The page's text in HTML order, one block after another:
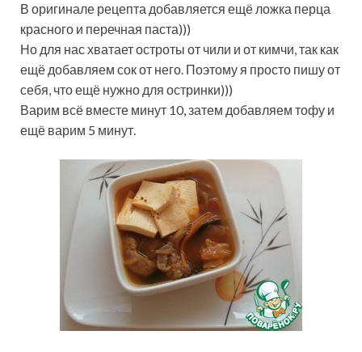
В оригинале рецепта добавляется ещё ложка перца
красного и перечная паста)))
Но для нас хватает остроты от чили и от кимчи, так как
ещё добавляем сок от него. Поэтому я просто пишу от
себя, что ещё нужно для остринки)))
Варим всё вместе минут 10, затем добавляем тофу и
ещё варим 5 минут.